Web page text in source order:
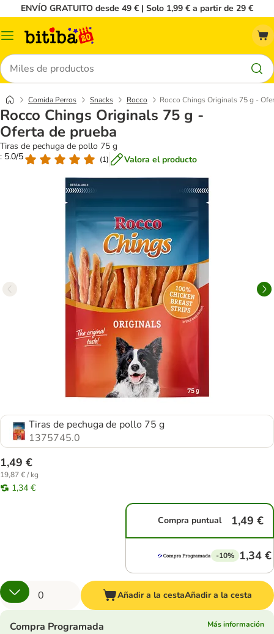
ENVÍO GRATUITO desde 49 € | Solo 1,99 € a partir de 29 €
Menú
Buscar
Comida Perros Snacks Rocco Rocco Chings Originals 75 g -
Rocco Chings Originals 75 g -
Oferta de prueba
Tiras de pechuga de pollo 75 g
: 5.0/5
(1) Valora el producto
Tiras de pechuga de pollo 75 g
1375745.0
1,49 €
19,87 € / kg
1,34 €
Compra puntual 1,49 €
-10% 1,34 €
Añadir a la cestaAñadir a la cesta
Compra Programada
Más información